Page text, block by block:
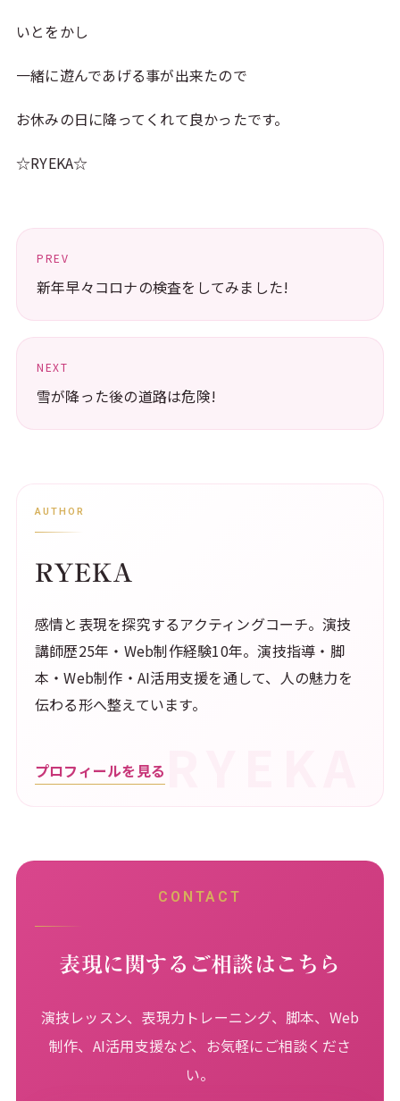
いとをかし
一緒に遊んであげる事が出来たので
お休みの日に降ってくれて良かったです。
☆RYEKA☆
PREV
新年早々コロナの検査をしてみました!
NEXT
雪が降った後の道路は危険!
AUTHOR
RYEKA
感情と表現を探究するアクティングコーチ。演技
講師歴25年・Web制作経験10年。演技指導・脚
本・Web制作・AI活用支援を通して、人の魅力を
伝わる形へ整えています。
プロフィールを見る
CONTACT
表現に関するご相談はこちら
演技レッスン、表現力トレーニング、脚本、Web
制作、AI活用支援など、お気軽にご相談くださ
い。